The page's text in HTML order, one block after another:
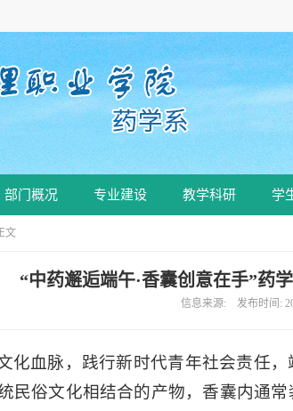
部门概况 专业建设 教学科研 学
文
“中药邂逅端午·香囊创意在手”药
信息来源: 发布时间:
化血脉，践行新时代青年社会责任
民俗文化相结合的产物，香囊内通